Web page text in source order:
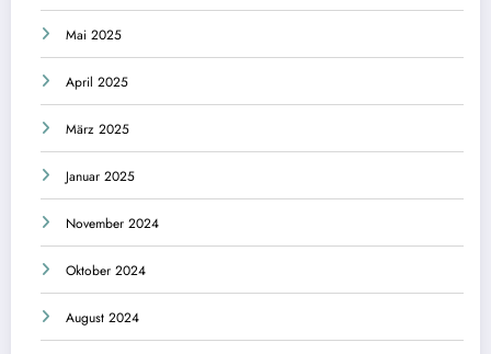
Mai 2025
April 2025
März 2025
Januar 2025
November 2024
Oktober 2024
August 2024